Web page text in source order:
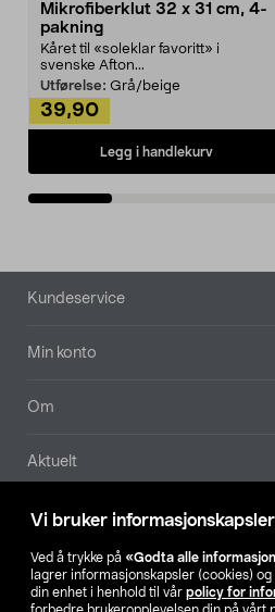
Vi bruker
Ved å trykke på «Godta alle
lagrer informasjonskapsler (cookies)
din enhet i henhold til vår policy for
Mikrofiberklut 32 x 31 cm, 4-
pakning
Kåret til «soleklar favoritt» i
svenske Afton...
Utførelse: Grå/beige
39,90
Legg i handlekurv
Bunntekst
Kundeservice
Min konto
Om
Aktuelt
Våre selskaper
Finn din